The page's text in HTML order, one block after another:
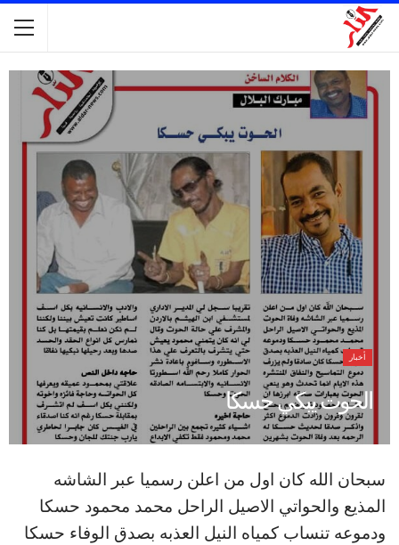
أخبار
الحوت يبكي حسكا
سبحان الله كان اول من اعلن رسميا عبر الشاشه
المذيع والحواتي الاصيل الراحل محمد محمود حسكا
ودموعه تنساب كمياه النيل العذبه بصدق الوفاء حسكا